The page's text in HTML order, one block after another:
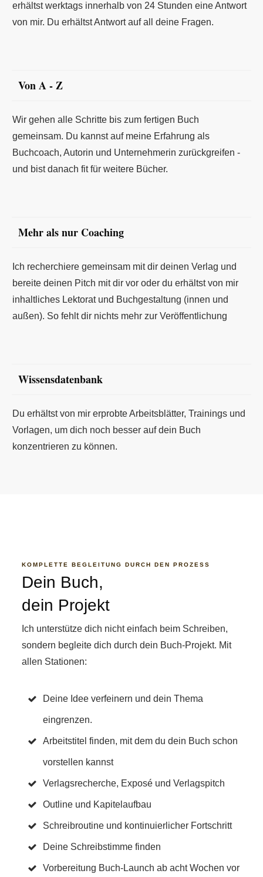
erhältst werktags innerhalb von 24 Stunden eine Antwort
von mir. Du erhältst Antwort auf all deine Fragen.
Von A - Z
Wir gehen alle Schritte bis zum fertigen Buch
gemeinsam. Du kannst auf meine Erfahrung als
Buchcoach, Autorin und Unternehmerin zurückgreifen -
und bist danach fit für weitere Bücher.
Mehr als nur Coaching
Ich recherchiere gemeinsam mit dir deinen Verlag und
bereite deinen Pitch mit dir vor oder du erhältst von mir
inhaltliches Lektorat und Buchgestaltung (innen und
außen). So fehlt dir nichts mehr zur Veröffentlichung
Wissensdatenbank
Du erhältst von mir erprobte Arbeitsblätter, Trainings und
Vorlagen, um dich noch besser auf dein Buch
konzentrieren zu können.
KOMPLETTE BEGLEITUNG DURCH DEN PROZESS
Dein Buch,
dein Projekt
Ich unterstütze dich nicht einfach beim Schreiben,
sondern begleite dich durch dein Buch-Projekt. Mit
allen Stationen:
Deine Idee verfeinern und dein Thema
eingrenzen.
Arbeitstitel finden, mit dem du dein Buch schon
vorstellen kannst
Verlagsrecherche, Exposé und Verlagspitch
Outline und Kapitelaufbau
Schreibroutine und kontinuierlicher Fortschritt
Deine Schreibstimme finden
Vorbereitung Buch-Launch ab acht Wochen vor